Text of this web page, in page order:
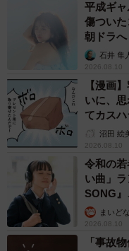
平成ギ
傷つい
朝ドラ
石井 隼
2026.08.10
【漫画
いに、
てカス
沼田 絵
2026.08.10
令和の
い曲」
SONG』
まいど
2026.08.10
「事故